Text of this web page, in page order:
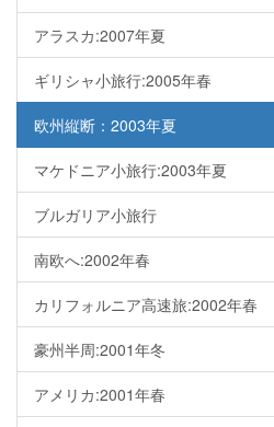
アラスカ:2007年夏
ギリシャ小旅行:2005年春
欧州縦断：2003年夏
マケドニア小旅行:2003年夏
ブルガリア小旅行
南欧へ:2002年春
カリフォルニア高速旅:2002年春
豪州半周:2001年冬
アメリカ:2001年春